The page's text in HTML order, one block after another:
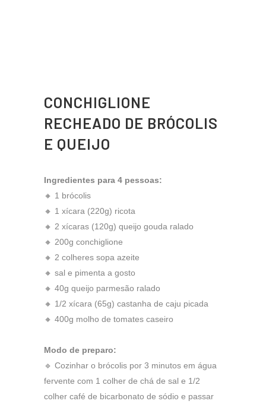
CONCHIGLIONE
RECHEADO DE BRÓCOLIS
E QUEIJO
Ingredientes para 4 pessoas:
🔸 1 brócolis
🔸 1 xícara (220g) ricota
🔸 2 xícaras (120g) queijo gouda ralado
🔸 200g conchiglione
🔸 2 colheres sopa azeite
🔸 sal e pimenta a gosto
🔸 40g queijo parmesão ralado
🔸 1/2 xícara (65g) castanha de caju picada
🔸 400g molho de tomates caseiro
Modo de preparo:
🔹 Cozinhar o brócolis por 3 minutos em água
fervente com 1 colher de chá de sal e 1/2
colher café de bicarbonato de sódio e passar